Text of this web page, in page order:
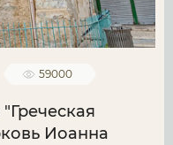
59000
Иоанна